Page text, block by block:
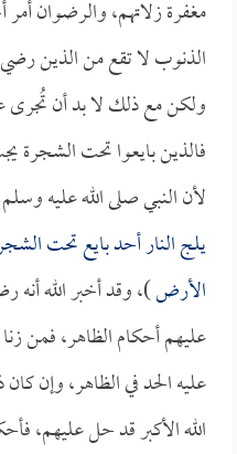
مغفرة زلاتهم، والرضوان
الذنوب لا تقع من الذين رضي
ولكن مع ذلك لا بد أن تُجرى
فالذين بايعوا تحت الشجرة
لأن النبي صلى الله عليه
يلج النار أحد بايع تحت
الأرض)، وقد أخبر الله
عليهم أحكام الظاهر، فمن
عليه الحد في الظاهر، وإن
الله الأكبر قد حل عليهم،